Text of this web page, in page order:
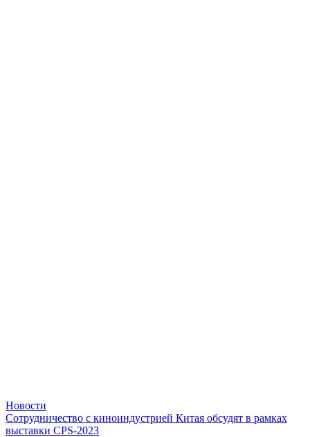
Новости
Сотрудничество с киноиндустрией Китая обсудят в рамках
выставки CPS-2023